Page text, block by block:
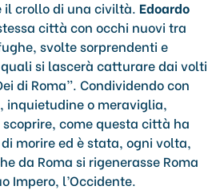
crollo di una civiltà. Edoardo
città con occhi nuovi tra
svolte sorprendenti e
si lascerà catturare dai volti
di Roma”. Condividendo con
inquietudine o meraviglia,
scoprire, come questa città ha
morire ed è stata, ogni volta,
da Roma si rigenerasse Roma
Impero, l’Occidente.